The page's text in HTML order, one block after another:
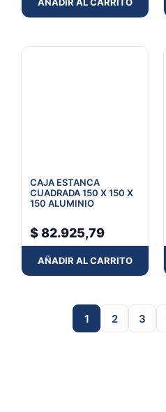
CAJA ESTANCA
CUADRADA 150 X 150 X
150 ALUMINIO
$82.925,79
AÑADIR AL CARRITO
1 2 3